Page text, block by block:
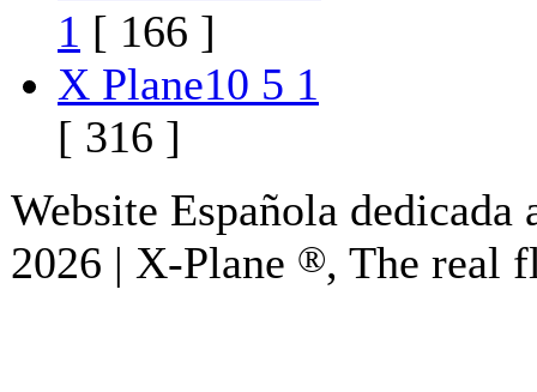
1 [ 166 ]
X Plane10 5 1
[ 316 ]
Website Española
2026 | X-Plane ®, The real